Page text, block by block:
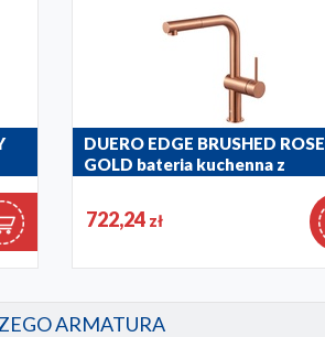
DUERO EDGE BRUSHED ROSE
GOLD bateria kuchenna z
6623-510-34
722,24 zł
ARMATURA